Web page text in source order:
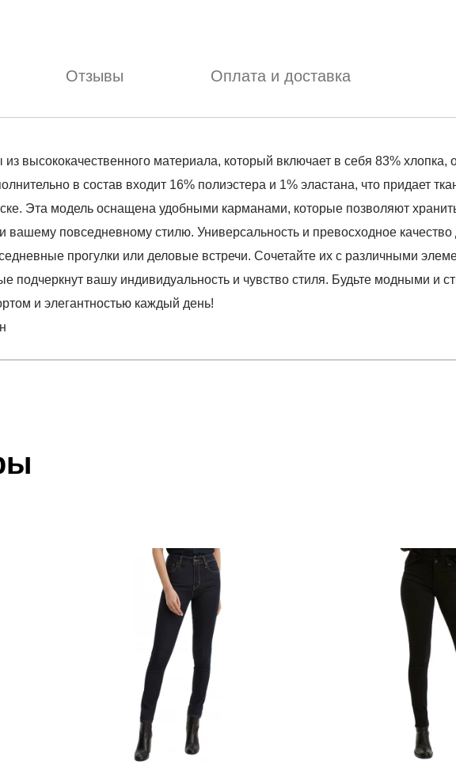
Отзывы Оплата и доставка
высококачественного материала, который включает в себя 83%
в состав входит 16% полиэстера и 1% эластана, что придает
Эта модель оснащена удобными карманами, которые позволяют
вашему повседневному стилю. Универсальность и превосходное
прогулки или деловые встречи. Сочетайте их с различными
подчеркнут вашу индивидуальность и чувство стиля. Будьте модными и
и элегантностью каждый день!
доставки